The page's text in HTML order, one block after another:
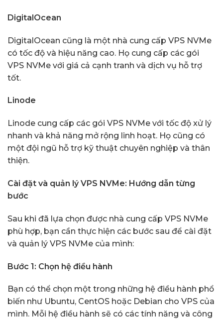
DigitalOcean
DigitalOcean cũng là một nhà cung cấp VPS NVMe
có tốc độ và hiệu năng cao. Họ cung cấp các gói
VPS NVMe với giá cả cạnh tranh và dịch vụ hỗ trợ
tốt.
Linode
Linode cung cấp các gói VPS NVMe với tốc độ xử lý
nhanh và khả năng mở rộng linh hoạt. Họ cũng có
một đội ngũ hỗ trợ kỹ thuật chuyên nghiệp và thân
thiện.
Cài đặt và quản lý VPS NVMe: Hướng dẫn từng
bước
Sau khi đã lựa chọn được nhà cung cấp VPS NVMe
phù hợp, bạn cần thực hiện các bước sau để cài đặt
và quản lý VPS NVMe của mình:
Bước 1: Chọn hệ điều hành
Bạn có thể chọn một trong những hệ điều hành phổ
biến như Ubuntu, CentOS hoặc Debian cho VPS của
mình. Mỗi hệ điều hành sẽ có các tính năng và công